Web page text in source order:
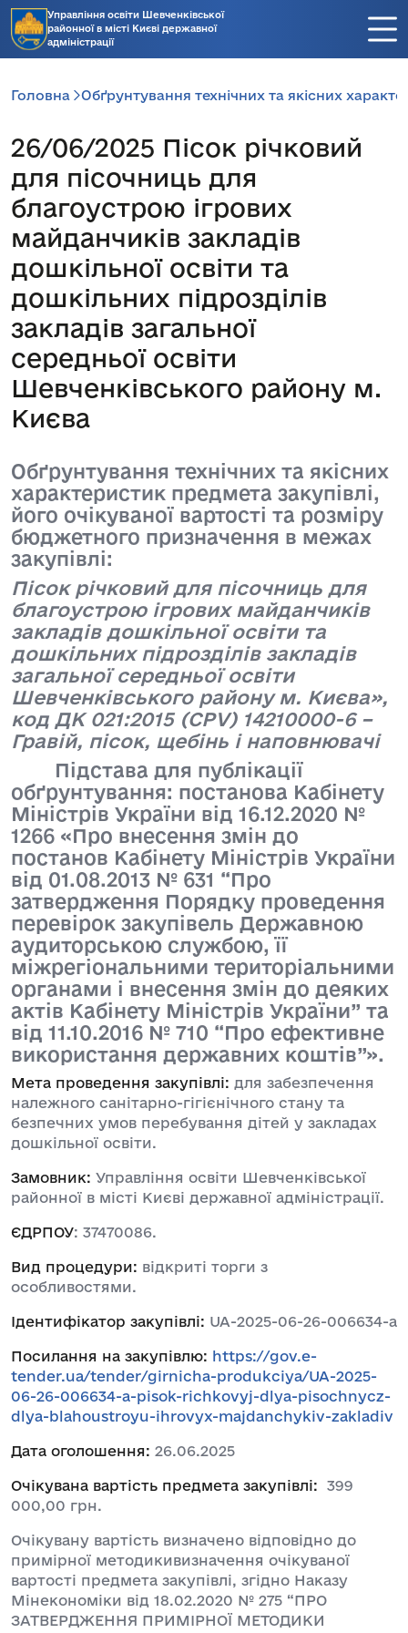
Управління освіти Шевченківської
районної в місті Києві державної
адміністрації
Головна Обґрунтування технічних та якісних
26/06/2025 Пісок річковий
для пісочниць для
благоустрою ігрових
майданчиків закладів
дошкільної освіти та
дошкільних підрозділів
закладів загальної
середньої освіти
Шевченківського району м.
Києва
Обґрунтування технічних та якісних
характеристик предмета закупівлі,
його очікуваної вартості та розміру
бюджетного призначення в межах
закупівлі:
Пісок річковий для пісочниць для
благоустрою ігрових майданчиків
закладів дошкільної освіти та
дошкільних підрозділів закладів
загальної середньої освіти
Шевченківського району м. Києва»,
код ДК 021:2015 (CPV) 14210000-6 –
Гравій, пісок, щебінь і наповнювачі
Підстава для публікації
обґрунтування: постанова Кабінету
Міністрів України від 16.12.2020 №
1266 «Про внесення змін до
постанов Кабінету Міністрів України
від 01.08.2013 № 631 “Про
затвердження Порядку проведення
перевірок закупівель Державною
аудиторською службою, її
міжрегіональними територіальними
органами і внесення змін до деяких
актів Кабінету Міністрів України” та
від 11.10.2016 № 710 “Про ефективне
використання державних коштів”».
Мета проведення закупівлі: для забезпечення
належного санітарно-гігієнічного стану та
безпечних умов перебування дітей у закладах
дошкільної освіти.
Замовник: Управління освіти Шевченківської
районної в місті Києві державної адміністрації.
ЄДРПОУ: 37470086.
Вид процедури: відкриті торги з
особливостями.
Ідентифікатор закупівлі: UA-2025-06-26-006634-a
Посилання на закупівлю: https://gov.e-
tender.ua/tender/girnicha-produkciya/UA-2025-
06-26-006634-a-pisok-richkovyj-dlya-pisochnycz-
dlya-blahoustroyu-ihrovyx-majdanchykiv-zakladiv
Дата оголошення: 26.06.2025
Очікувана вартість предмета закупівлі:
399
000,00 грн.
Очікувану вартість визначено відповідно до
примірної методикивизначення очікуваної
вартості предмета закупівлі, згідно Наказу
Мінекономіки від 18.02.2020 № 275 “ПРО
ЗАТВЕРДЖЕННЯ ПРИМІРНОЇ МЕТОДИКИ